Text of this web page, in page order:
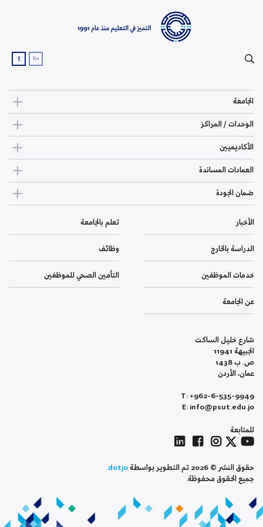
En ع
الجامعة
الوحدات / المراكز
الأكاديميين
العمادات المساندة
ضمان الجودة
الأخبار تعلم بالجامعة
الدراسة بالخارج وظائف
خدمات الموظفين التأمين الصحي للموظفين
عن الجامعة
شارع خليل الساكت
الجبيهة 11941
ص. ب 1438
عمان، الأردن
T: +962-6-535-9949
E: info@psut.edu.jo
للمتابعة
حقوق النشر © 2026 تم التطوير بواسطة
dotjo.
جميع الحقوق محفوظة.